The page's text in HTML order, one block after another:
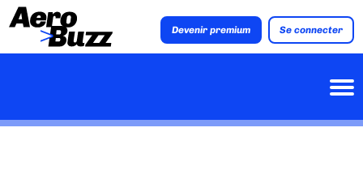
Devenir premium Se connecter